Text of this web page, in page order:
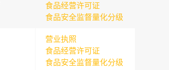
食品经营许可证
食品安全监督量化分级
营业执照
食品经营许可证
食品安全监督量化分级